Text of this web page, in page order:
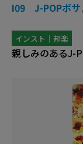
I09 J-POPボサ
インスト｜邦楽
親しみのあるJ-